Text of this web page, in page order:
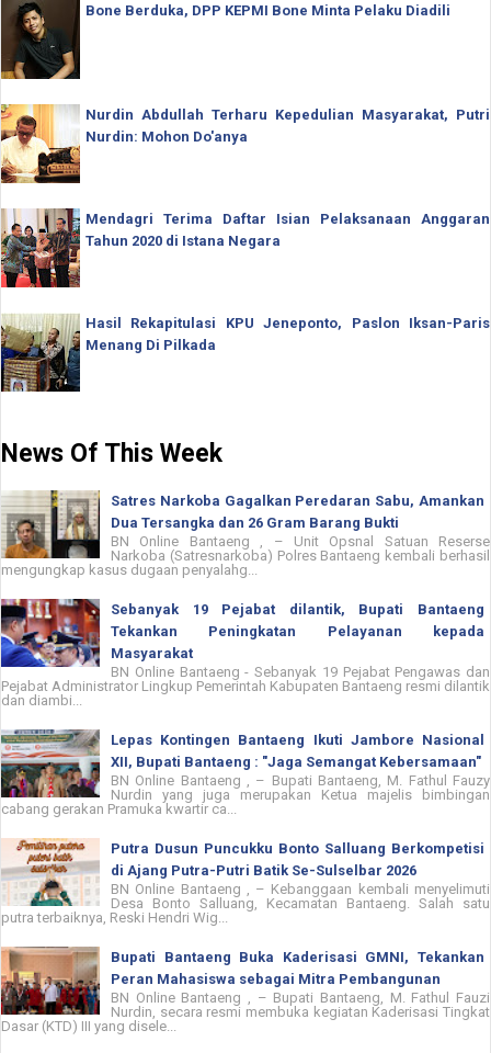
Bone Berduka, DPP KEPMI Bone Minta Pelaku Diadili
Nurdin Abdullah Terharu Kepedulian Masyarakat, Putri
Nurdin: Mohon Do'anya
Mendagri Terima Daftar Isian Pelaksanaan Anggaran
Tahun 2020 di Istana Negara
Hasil Rekapitulasi KPU Jeneponto, Paslon Iksan-Paris
Menang Di Pilkada
News Of This Week
Satres Narkoba Gagalkan Peredaran Sabu, Amankan
Dua Tersangka dan 26 Gram Barang Bukti
BN Online Bantaeng , – Unit Opsnal Satuan Reserse
Narkoba (Satresnarkoba) Polres Bantaeng kembali berhasil
mengungkap kasus dugaan penyalahg...
Sebanyak 19 Pejabat dilantik, Bupati Bantaeng
Tekankan Peningkatan Pelayanan kepada
Masyarakat
BN Online Bantaeng - Sebanyak 19 Pejabat Pengawas dan
Pejabat Administrator Lingkup Pemerintah Kabupaten Bantaeng resmi dilantik
dan diambi...
Lepas Kontingen Bantaeng Ikuti Jambore Nasional
XII, Bupati Bantaeng : "Jaga Semangat Kebersamaan"
BN Online Bantaeng , – Bupati Bantaeng, M. Fathul Fauzy
Nurdin yang juga merupakan Ketua majelis bimbingan
cabang gerakan Pramuka kwartir ca...
Putra Dusun Puncukku Bonto Salluang Berkompetisi
di Ajang Putra-Putri Batik Se-Sulselbar 2026
BN Online Bantaeng , – Kebanggaan kembali menyelimuti
Desa Bonto Salluang, Kecamatan Bantaeng. Salah satu
putra terbaiknya, Reski Hendri Wig...
Bupati Bantaeng Buka Kaderisasi GMNI, Tekankan
Peran Mahasiswa sebagai Mitra Pembangunan
BN Online Bantaeng , – Bupati Bantaeng, M. Fathul Fauzi
Nurdin, secara resmi membuka kegiatan Kaderisasi Tingkat
Dasar (KTD) III yang disele...